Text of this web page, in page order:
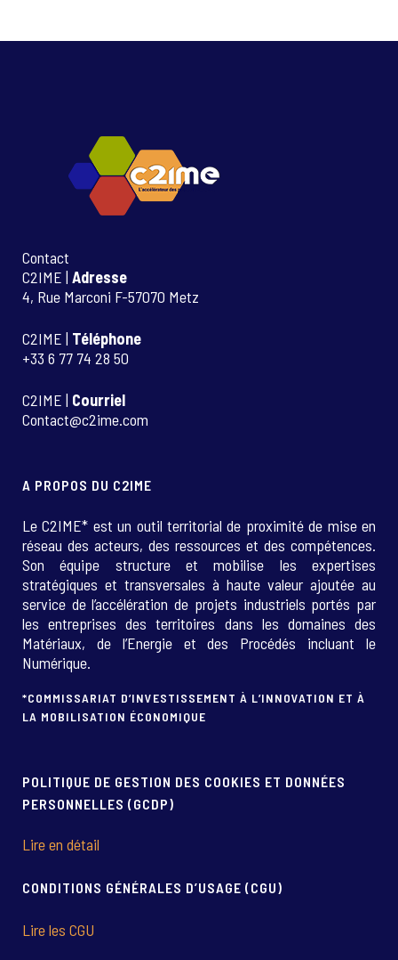
Contact
C2IME | Adresse
4, Rue Marconi F-57070 Metz
C2IME | Téléphone
+33 6 77 74 28 50
C2IME | Courriel
Contact@c2ime.com
A PROPOS DU C2IME
Le C2IME* est un outil territorial de proximité de mise en
réseau des acteurs, des ressources et des compétences.
Son équipe structure et mobilise les expertises
stratégiques et transversales à haute valeur ajoutée au
service de l’accélération de projets industriels portés par
les entreprises des territoires dans les domaines des
Matériaux, de l’Energie et des Procédés incluant le
Numérique.
*COMMISSARIAT D’INVESTISSEMENT À L’INNOVATION ET À
LA MOBILISATION ÉCONOMIQUE
POLITIQUE DE GESTION DES COOKIES ET DONNÉES
PERSONNELLES (GCDP)
Lire en détail
CONDITIONS GÉNÉRALES D’USAGE (CGU)
Lire les CGU